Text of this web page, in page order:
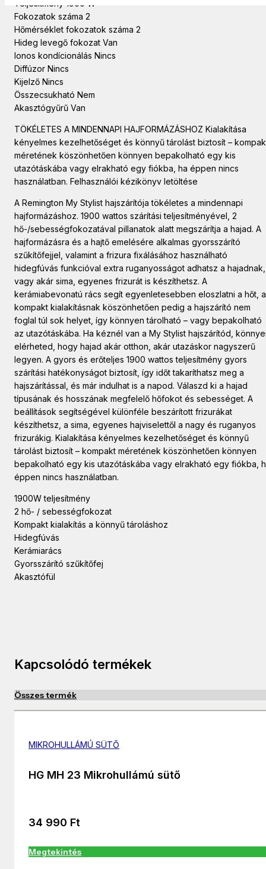
Teljesítmény 1900 W
Fokozatok száma 2
Hőmérséklet fokozatok száma 2
Hideg levegő fokozat Van
Ionos kondícionálás Nincs
Diffúzor Nincs
Kijelző Nincs
Összecsukható Nem
Akasztógyűrű Van
TÖKÉLETES A MINDENNAPI HAJFORMÁZÁSHOZ Kialakítása
kényelmes kezelhetőséget és könnyű tárolást biztosít –
méretének köszönhetően könnyen bepakolható egy kis
utazótáskába vagy elrakható egy fiókba, ha éppen nincs
használatban. Felhasználói kézikönyv letöltése
A Remington My Stylist hajszárítója tökéletes a mindennapi
hajformázáshoz. 1900 wattos szárítási teljesítményével, 2
hő-/sebességfokozatával pillanatok alatt megszárítja a hajad. A
hajformázásra és a hajtő emelésére alkalmas gyorsszárító
szűkítőfejjel, valamint a frizura fixálásához használható
hidegfúvás funkcióval extra ruganyosságot adhatsz a hajadnak,
vagy akár sima, egyenes frizurát is készíthetsz. A
kerámiabevonatú rács segít egyenletesebben eloszlatni a hőt, a
kompakt kialakításnak köszönhetően pedig a hajszárító nem
foglal túl sok helyet, így könnyen tárolható – vagy bepakolható
az utazótáskába. Ha kéznél van a My Stylist hajszárítód,
elérheted, hogy hajad akár otthon, akár utazáskor nagyszerű
legyen. A gyors és erőteljes 1900 wattos teljesítmény gyors
szárítási hatékonyságot biztosít, így időt takaríthatsz meg a
hajszárítással, és már indulhat is a napod. Válaszd ki a hajad
típusának és hosszának megfelelő hőfokot és sebességet. A
beállítások segítségével különféle beszárított frizurákat
készíthetsz, a sima, egyenes hajviselettől a nagy és ruganyos
frizurákig. Kialakítása kényelmes kezelhetőséget és könnyű
tárolást biztosít – kompakt méretének köszönhetően könnyen
bepakolható egy kis utazótáskába vagy elrakható egy fiókba,
éppen nincs használatban.
1900W teljesítmény
2 hő- / sebességfokozat
Kompakt kialakítás a könnyű tároláshoz
Hidegfúvás
Kerámiarács
Gyorsszárító szűkítőfej
Akasztófül
Kapcsolódó termékek
Összes termék
MIKROHULLÁMÚ SÜTŐ
HG MH 23 Mikrohullámú sütő
34 990 Ft
Megtekintés